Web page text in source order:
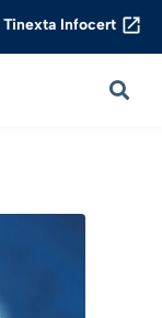
Infocert